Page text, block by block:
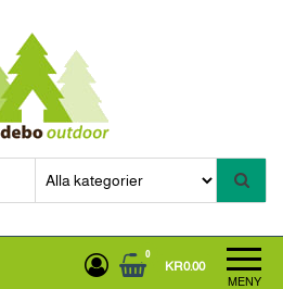
MENY
0
KR0.00